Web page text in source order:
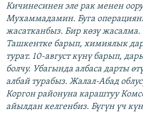
Кичинесинен эле рак менен
Мухаммадамин. Буга
жасатканбыз. Бир көзү жасалма.
Ташкентке барып, химиялык
турат. 10-август күнү барып,
болчу. Убагында албаса дарты
албай турабыз. Жалал-Абад
Коргон районуна караштуу
айылдан келгенбиз. Бүгүн үч